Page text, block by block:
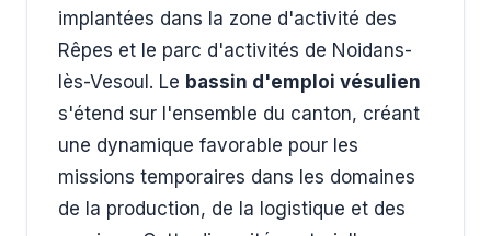
implantées dans la zone d'activité des
Rêpes et le parc d'activités de Noidans-
lès-Vesoul. Le bassin d'emploi vésulien
s'étend sur l'ensemble du canton, créant
une dynamique favorable pour les
missions temporaires dans les domaines
de la production, de la logistique et des